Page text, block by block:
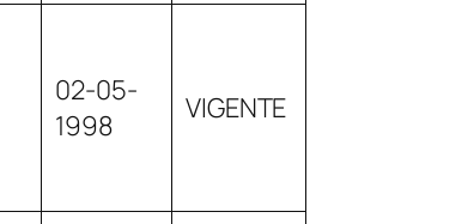
02-05-
1998
VIGENTE